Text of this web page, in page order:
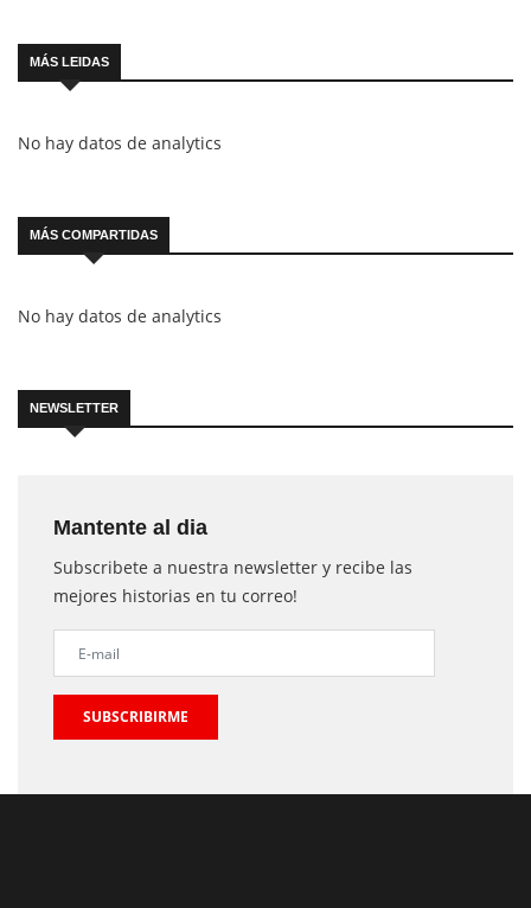
MÁS LEIDAS
No hay datos de analytics
MÁS COMPARTIDAS
No hay datos de analytics
NEWSLETTER
Mantente al dia
Subscribete a nuestra newsletter y recibe las
mejores historias en tu correo!
SUBSCRIBIRME